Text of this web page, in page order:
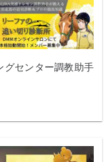
グセンター調教助手